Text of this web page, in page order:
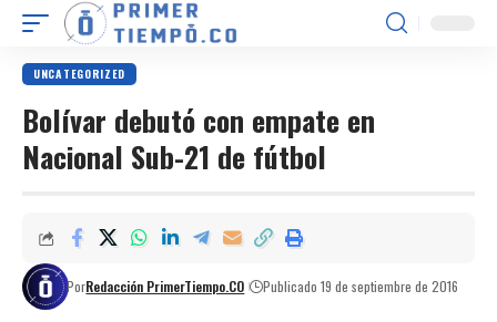
UNCATEGORIZED
Bolívar debutó con empate en
Nacional Sub-21 de fútbol
PorRedacción PrimerTiempo.CO Publicado 19 de septiembre de 2016